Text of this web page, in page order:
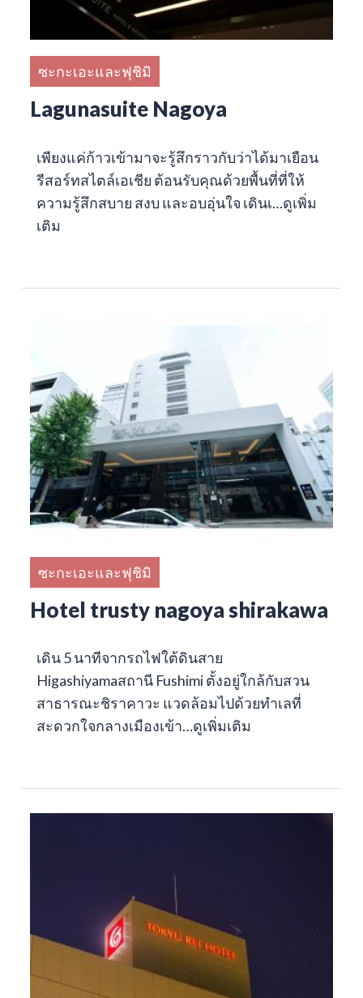
ซะกะเอะและฟุชิมิ
Lagunasuite Nagoya
เพียงแค่ก้าวเข้ามาจะรู้สึกราวกับว่าได้มาเยือน
รีสอร์ทสไตล์เอเชีย ต้อนรับคุณด้วยพื้นที่ที่ให้
ความรู้สึกสบาย สงบ และอบอุ่นใจ เดินเ…ดูเพิ่ม
เติม
ซะกะเอะและฟุชิมิ
Hotel trusty nagoya shirakawa
เดิน 5 นาทีจากรถไฟใต้ดินสาย
Higashiyamaสถานี Fushimi ตั้งอยู่ใกล้กับสวน
สาธารณะชิราคาวะ แวดล้อมไปด้วยทำเลที่
สะดวกใจกลางเมืองเข้า…ดูเพิ่มเติม